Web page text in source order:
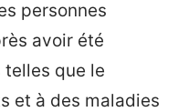
personnes
avoir été
que le
et à des maladies